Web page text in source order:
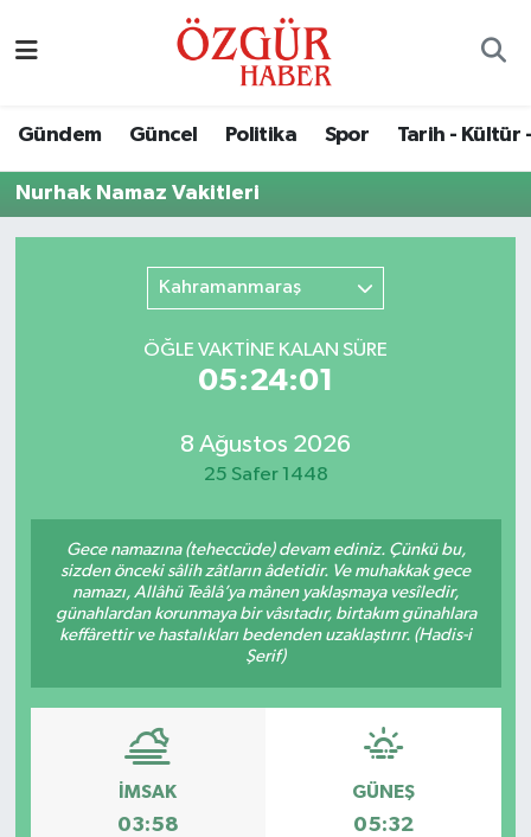
Gündem Güncel Politika Spor Tarih - Kültür
Nurhak Namaz Vakitleri
Kahramanmaraş
ÖĞLE VAKTİNE KALAN SÜRE
05:24:01
8 Ağustos 2026
25 Safer 1448
Gece namazına (teheccüde) devam ediniz. Çünkü bu,
sizden önceki sâlih zâtların âdetidir. Ve muhakkak gece
namazı, Allâhü Teâlâ’ya mânen yaklaşmaya vesîledir,
günahlardan korunmaya bir vâsıtadır, birtakım günahlara
keffârettir ve hastalıkları bedenden uzaklaştırır. (Hadis-i
Şerif)
İMSAK
03:58
GÜNEŞ
05:32
Ekonomi
Sağlık
Spor
Tarih - Kültür - Sanat - Turizm
Yaşam
Nöbetçi Eczaneler
Trafik Durumu
Tüm Manşetler
Son Dakika Haberleri